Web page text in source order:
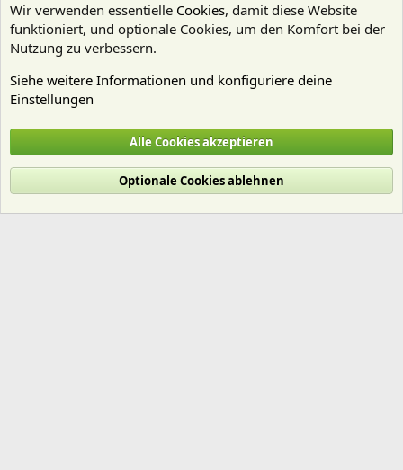
Cookies
Deutsch (Du)
Nutzungsbedingungen
Datenschutz Hilfe und Impressum
R
Wir verwenden essentielle Cookies, damit diese Website
funktioniert, und optionale Cookies, um den Komfort bei der
Nutzung zu verbessern.
Siehe weitere Informationen und konfiguriere deine
Einstellungen
Alle Cookies akzeptieren
Optionale Cookies ablehnen